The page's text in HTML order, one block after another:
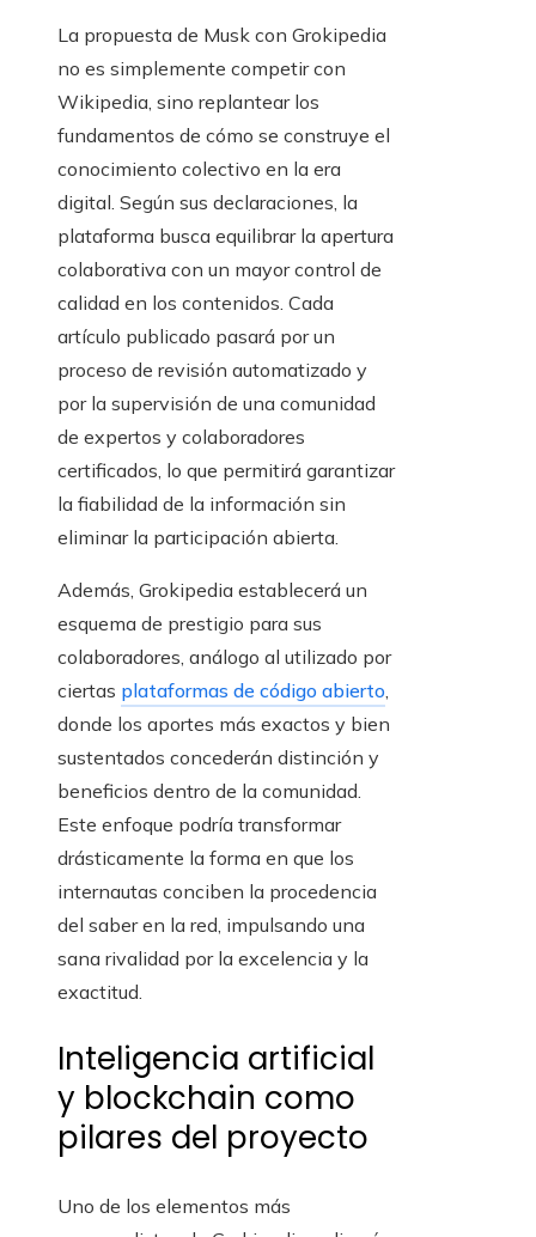
La propuesta de Musk con Grokipedia
no es simplemente competir con
Wikipedia, sino replantear los
fundamentos de cómo se construye el
conocimiento colectivo en la era
digital. Según sus declaraciones, la
plataforma busca equilibrar la apertura
colaborativa con un mayor control de
calidad en los contenidos. Cada
artículo publicado pasará por un
proceso de revisión automatizado y
por la supervisión de una comunidad
de expertos y colaboradores
certificados, lo que permitirá garantizar
la fiabilidad de la información sin
eliminar la participación abierta.
Además, Grokipedia establecerá un
esquema de prestigio para sus
colaboradores, análogo al utilizado por
ciertas plataformas de código abierto,
donde los aportes más exactos y bien
sustentados concederán distinción y
beneficios dentro de la comunidad.
Este enfoque podría transformar
drásticamente la forma en que los
internautas conciben la procedencia
del saber en la red, impulsando una
sana rivalidad por la excelencia y la
exactitud.
Inteligencia artificial
y blockchain como
pilares del proyecto
Uno de los elementos más